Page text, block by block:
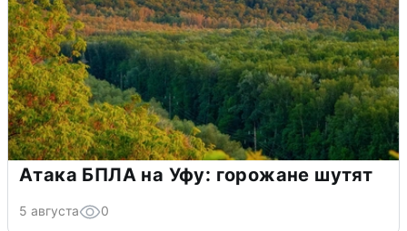
Атака БПЛА на Уфу: горожане шутят
5 августа 0